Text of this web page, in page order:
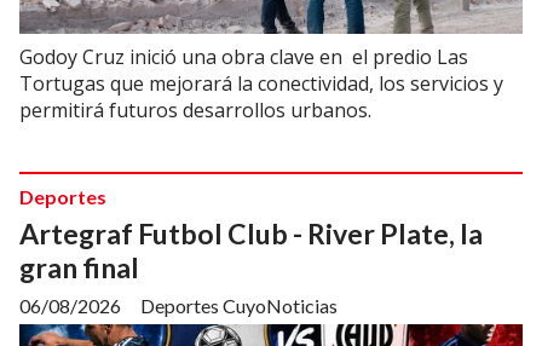
Godoy Cruz inició una obra clave en el predio Las
Tortugas que mejorará la conectividad, los servicios y
permitirá futuros desarrollos urbanos.
Artegraf Futbol Club - River Plate, la
gran final
Deportes CuyoNoticias
Deportes
06/08/2026